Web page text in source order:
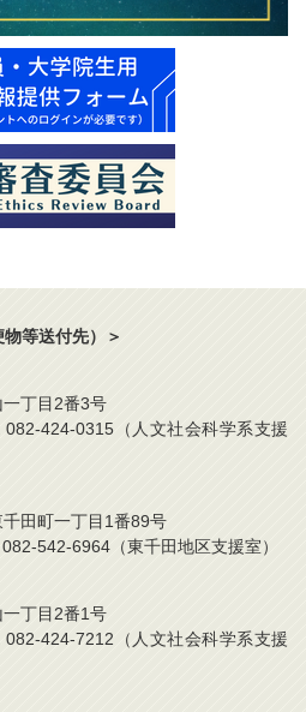
等送付先）＞
丁目2番3号
424-0315（人文社会科学系支援
田町一丁目1番89号
542-6964（東千田地区支援室）
丁目2番1号
424-7212（人文社会科学系支援